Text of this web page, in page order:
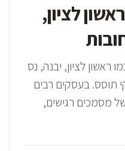
לציון,
ראשון לציון, יבנה, נס
תוסס. בעסקים רבים
מסמכים רגישים,